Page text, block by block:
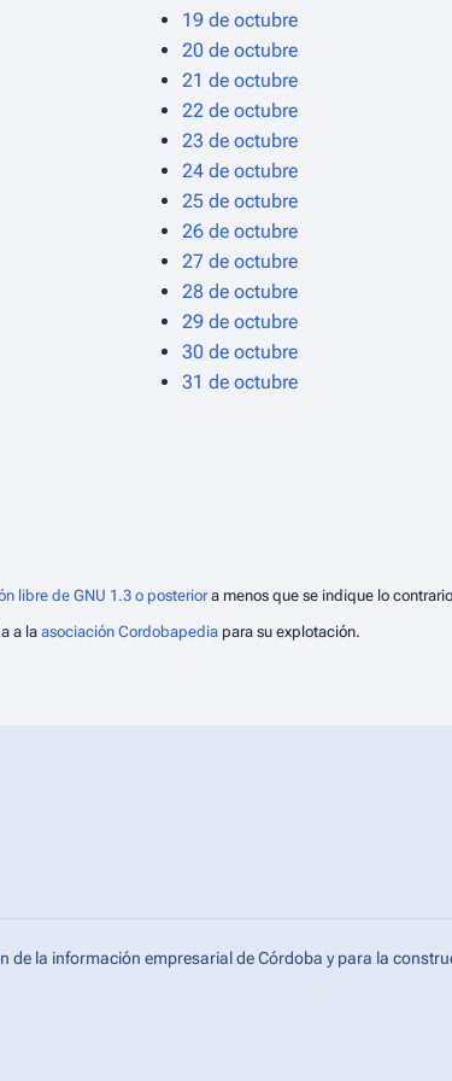
19 de octubre
20 de octubre
21 de octubre
22 de octubre
23 de octubre
24 de octubre
25 de octubre
26 de octubre
27 de octubre
28 de octubre
29 de octubre
30 de octubre
31 de octubre
libre de GNU 1.3 o posteriora menos que se indique lo
a la asociación Cordobapedia para su explotación.
de la información empresarial de Córdoba y para la